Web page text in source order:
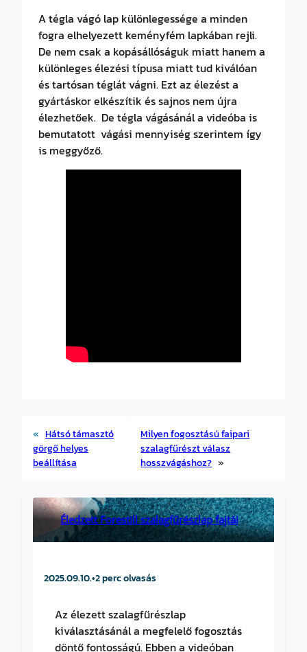
A tégla vágó lap különlegessége a minden
fogra elhelyezett keményfém lapkában rejli.
De nem csak a kopásállóságuk miatt hanem a
különleges élezési típusa miatt tud kiválóan
és tartósan téglát vágni. Ezt az élezést a
gyártáskor elkészítik és sajnos nem újra
élezhetőek. De tégla vágásánál a videóba is
bemutatott vágási mennyiség szerintem így
is meggyőző.
« Hátsó támasztó
görgő helyes
beállítása
Milyen fogosztású faipari
szalagfűrészt válasz
hosszvágáshoz? »
Éledzett Forestill szalagfűrészlap fajtái
2025.09.10.•2 perc olvasás
Az élezett szalagfűrészlap
kiválasztásánál a megfelelő fogosztás
döntő fontosságú. Ebben a videóban